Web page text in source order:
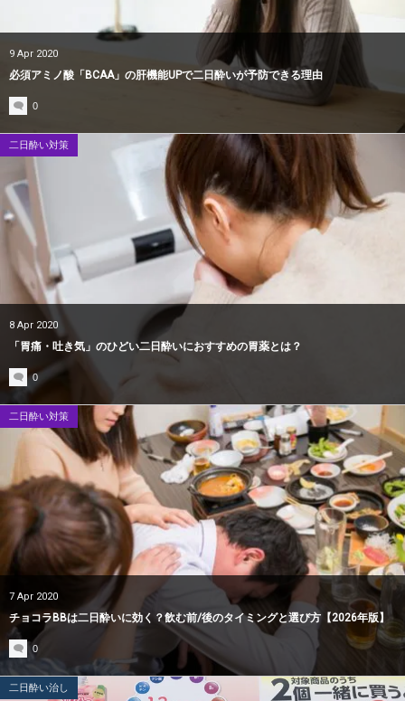
9 Apr 2020
必須アミノ酸「BCAA」の肝機能UPで二日酔いが予防できる理由
0
二日酔い対策
8 Apr 2020
「胃痛・吐き気」のひどい二日酔いにおすすめの胃薬とは？
0
二日酔い対策
7 Apr 2020
チョコラBBは二日酔いに効く？飲む前/後のタイミングと選び方【2026年版】
0
二日酔い治し